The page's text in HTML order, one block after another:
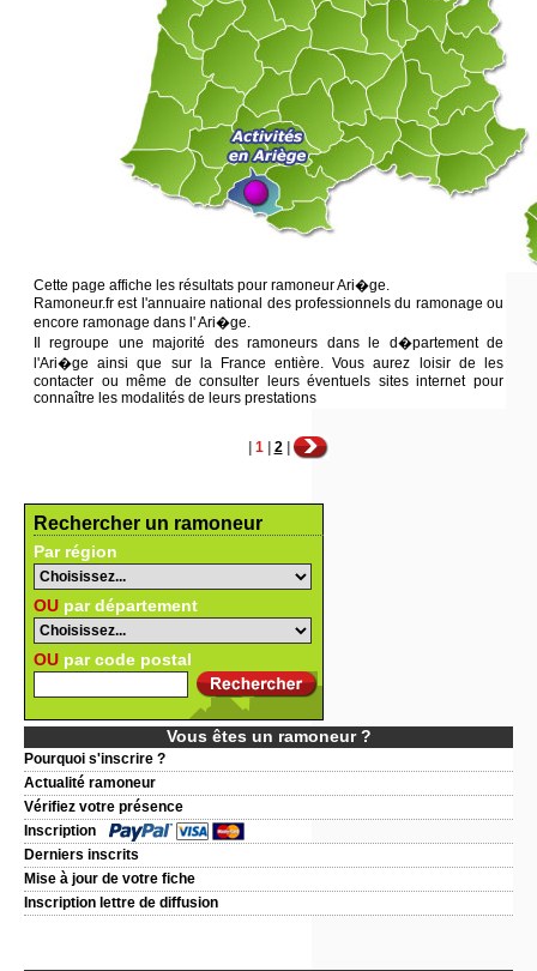
Rechercher un ramoneur
Par région
OU par département
OU par code postal
Vous êtes un ramoneur ?
Pourquoi s'inscrire ?
Actualité ramoneur
Vérifiez votre présence
Inscription
Derniers inscrits
Mise à jour de votre fiche
Inscription lettre de diffusion
Cette page affiche les résultats pour ramoneur Ari�ge.
Ramoneur.fr est l'annuaire national des professionnels du ramonage ou
encore ramonage dans l' Ari�ge.
Il regroupe une majorité des ramoneurs dans le d�partement de
l'Ari�ge ainsi que sur la France entière. Vous aurez loisir de les
contacter ou même de consulter leurs éventuels sites internet pour
connaître les modalités de leurs prestations
1| 2|